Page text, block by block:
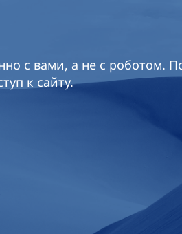
с вами, а не с роботом.
к сайту.